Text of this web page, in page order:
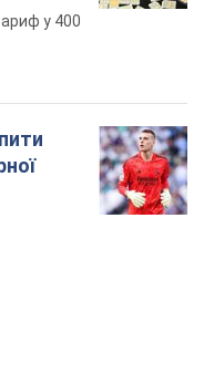
у 400